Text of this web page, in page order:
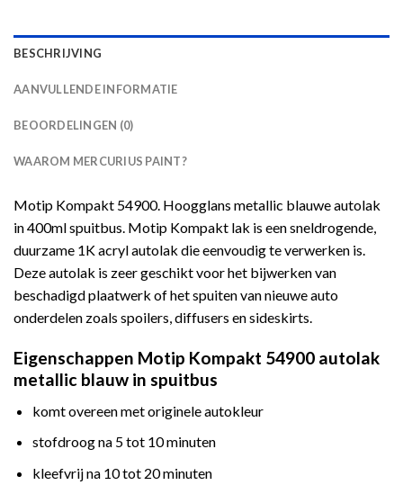
BESCHRIJVING
AANVULLENDE INFORMATIE
BEOORDELINGEN (0)
WAAROM MERCURIUS PAINT?
Motip Kompakt 54900. Hoogglans metallic blauwe autolak
in 400ml spuitbus. Motip Kompakt lak is een sneldrogende,
duurzame 1K acryl autolak die eenvoudig te verwerken is.
Deze autolak is zeer geschikt voor het bijwerken van
beschadigd plaatwerk of het spuiten van nieuwe auto
onderdelen zoals spoilers, diffusers en sideskirts.
Eigenschappen Motip Kompakt 54900 autolak
metallic blauw in spuitbus
komt overeen met originele autokleur
stofdroog na 5 tot 10 minuten
kleefvrij na 10 tot 20 minuten